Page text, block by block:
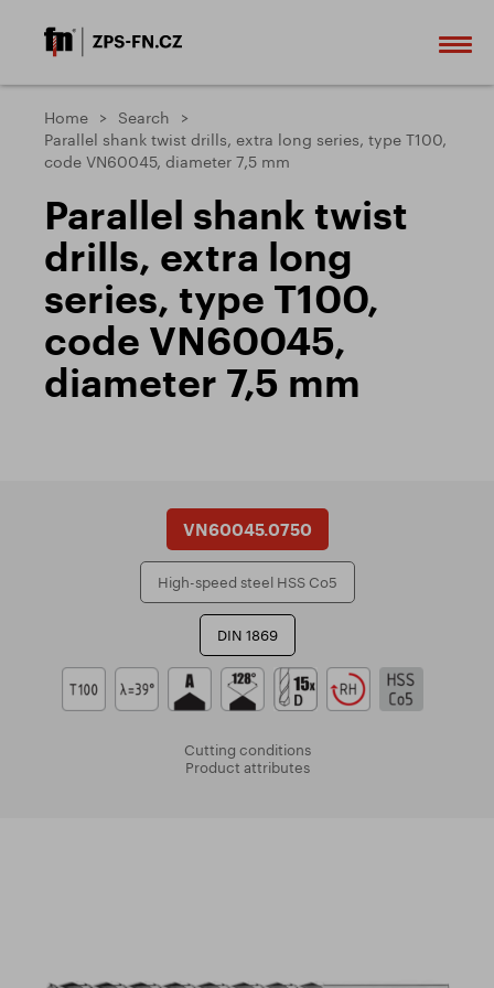
Home
Search
Parallel shank twist drills, extra long series, type T100,
code VN60045, diameter 7,5 mm
Parallel shank twist
drills, extra long
series, type T100,
code VN60045,
diameter 7,5 mm
VN60045.0750
High-speed steel HSS Co5
DIN 1869
Cutting conditions
Product attributes